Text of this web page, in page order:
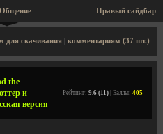
FAQ / Общение
скриншоты, видео
для скачивания комментариям (37 шт.)
the
и
версия
Рейтинг: 9.6 (11) | Баллы: 405